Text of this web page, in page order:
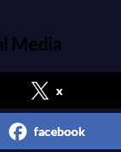
Media
x
facebook